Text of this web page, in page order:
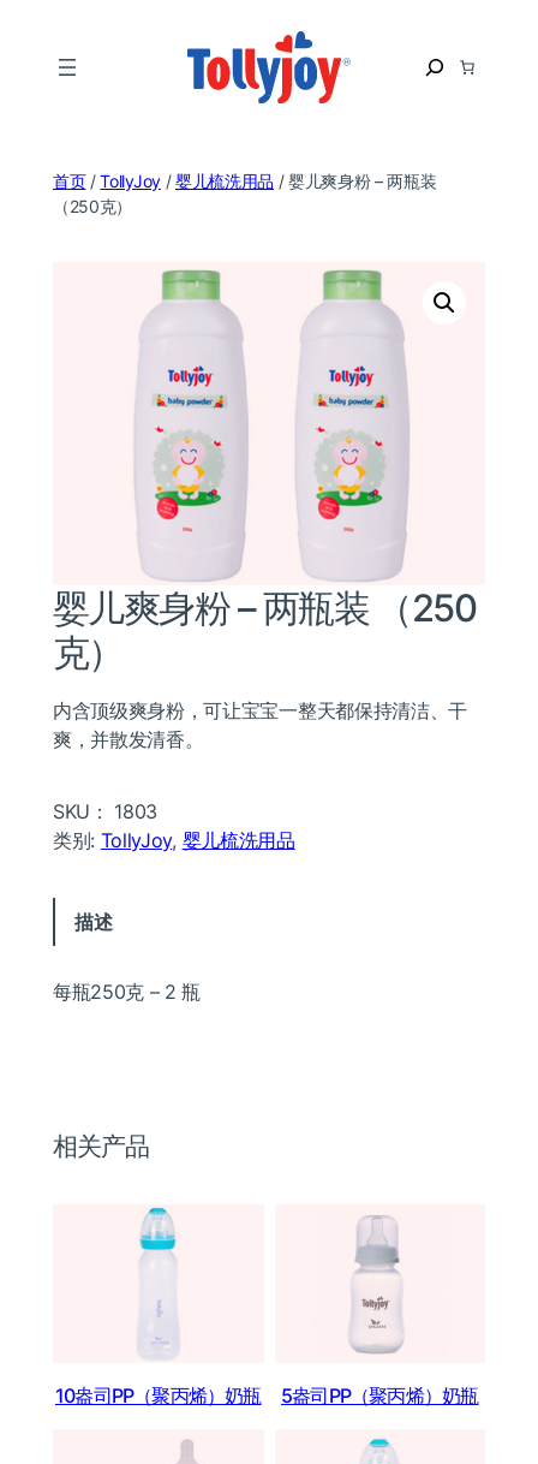
e
c
h
首页/TollyJoy/婴儿梳洗用品 / 婴儿爽身粉 – 两瓶装
（250克）
婴儿爽身粉 – 两瓶装 （250
克）
内含顶级爽身粉，可让宝宝一整天都保持清洁、干
爽，并散发清香。
SKU： 1803
类别: TollyJoy, 婴儿梳洗用品
描述
每瓶250克 – 2 瓶
相关产品
10盎司PP（聚丙烯）奶瓶 5盎司PP（聚丙烯）奶瓶